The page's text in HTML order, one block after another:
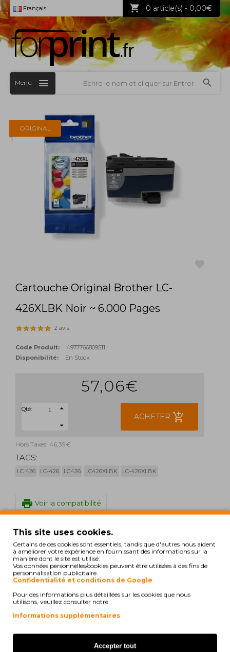
Français 0 article(s) - 0,00€
Menu
ORIGINAL
Cartouche Original Brother LC-
426XLBK Noir ~ 6.000 Pages
2 avis
Code Produit:
4977766809511
Disponibilité:
En Stock
57,06€
Qté:
ACHETER add_shopping_cart
Hors Taxes: 46,39€
TAGS:
LC 426 LC-426 LC426 LC426XLBK LC-426XLBK
print Voir la compatibilité
Brother MFC-J 4335 DW
Brother MFC-J 4340 DW
Brother MFC-J 4535 DW
Brother MFC-J 4540 DW
Brother MFC-J 4540 DW XL
Brother MFC-J 4540 DWT
This site uses cookies.
Certains de ces cookies sont essentiels, tandis que d'autres nous aident
à améliorer votre expérience en fournissant des informations sur la
manière dont le site est utilisé.
Vos données personnelles/cookies peuvent être utilisées à des fins de
personnalisation publicitaire.
Confidentialité et conditions de Google
Pour des informations plus détaillées sur les cookies que nous
utilisons, veuillez consulter notre
Informations supplémentaires
Accepter tout